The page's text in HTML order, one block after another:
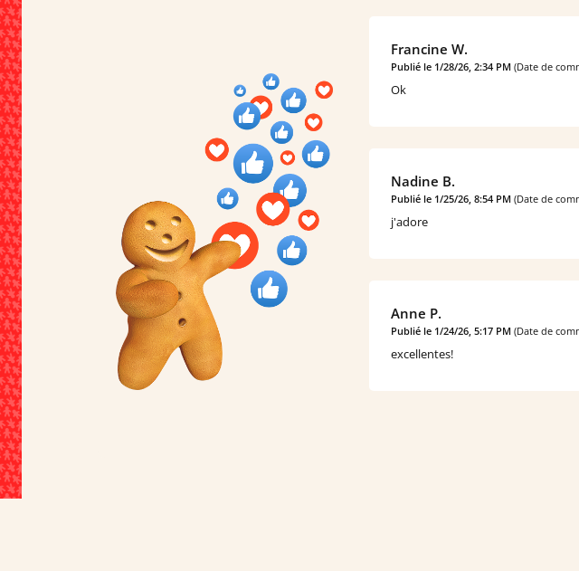
Francine W.
Publié le 1/28/26, 2:34 PM (Date de
Ok
Nadine B.
Publié le 1/25/26, 8:54 PM (Date de
j'adore
Anne P.
Publié le 1/24/26, 5:17 PM (Date de
excellentes!